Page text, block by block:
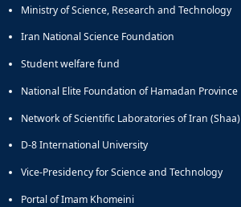
Ministry of Science, Research and Technology
Iran National Science Foundation
Student welfare fund
National Elite Foundation of Hamadan Province
Network of Scientific Laboratories of Iran (Shaa)
D-8 International University
Vice-Presidency for Science and Technology
Portal of Imam Khomeini